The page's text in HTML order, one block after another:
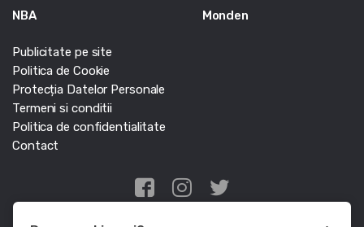
NBA
Monden
Publicitate pe site
Politica de Cookie
Protecția Datelor Personale
Termeni si conditii
Politica de confidentialitate
Contact